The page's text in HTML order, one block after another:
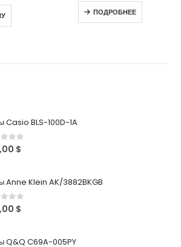
ПОДРОБНЕЕ
Casio BLS-100D-1A
of 5
$
Anne Klein AK/3882BKGB
of 5
$
Q&Q C69A-005PY